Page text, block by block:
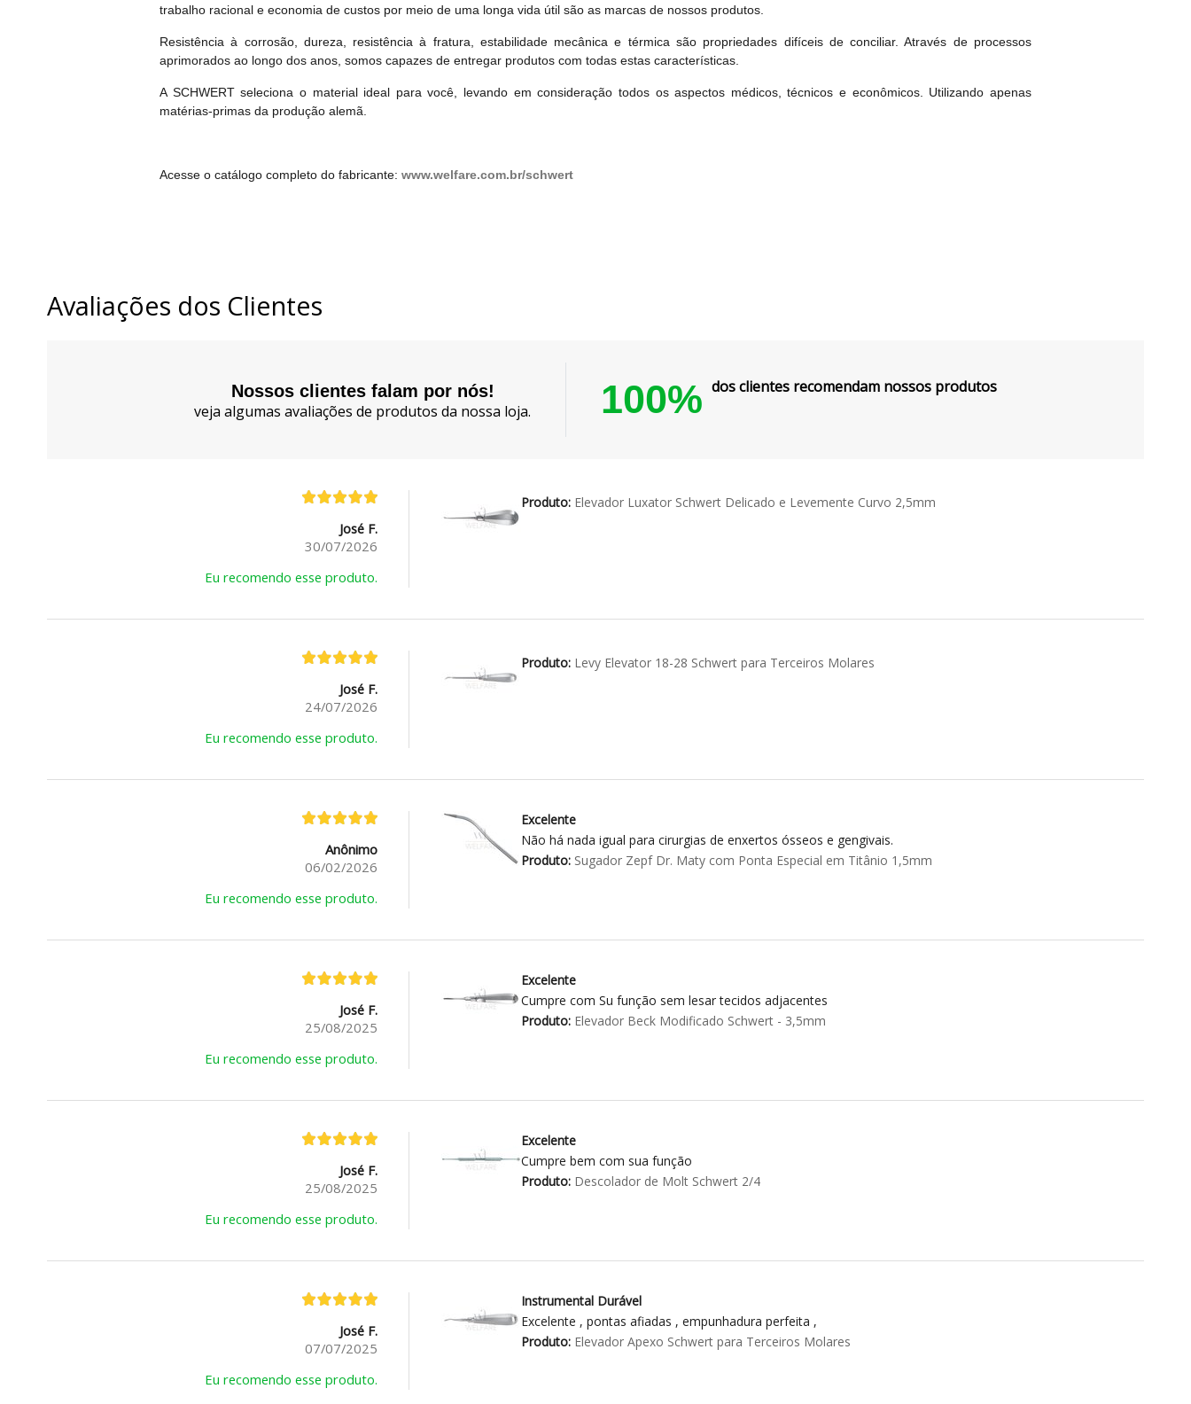
trabalho racional e economia de custos por meio de uma longa vida útil são as marcas de nossos produtos.
Resistência à corrosão, dureza, resistência à fratura, estabilidade mecânica e térmica são propriedades difíceis de conciliar. Através de processos
aprimorados ao longo dos anos, somos capazes de entregar produtos com todas estas características.
A SCHWERT seleciona o material ideal para você, levando em consideração todos os aspectos médicos, técnicos e econômicos. Utilizando apenas
matérias-primas da produção alemã.
Acesse o catálogo completo do fabricante: www.welfare.com.br/schwert
Avaliações dos Clientes
Nossos clientes falam por nós!
veja algumas avaliações de produtos da nossa loja.
100% dos clientes recomendam nossos produtos
José F.
30/07/2026
Eu recomendo esse produto.
Produto:Elevador Luxator Schwert Delicado e Levemente Curvo 2,5mm
José F.
24/07/2026
Eu recomendo esse produto.
Produto:Levy Elevator 18-28 Schwert para Terceiros Molares
Anônimo
06/02/2026
Eu recomendo esse produto.
Excelente
Não há nada igual para cirurgias de enxertos ósseos e gengivais.
Produto:Sugador Zepf Dr. Maty com Ponta Especial em Titânio 1,5mm
José F.
25/08/2025
Eu recomendo esse produto.
Excelente
Cumpre com Su função sem lesar tecidos adjacentes
Produto:Elevador Beck Modificado Schwert - 3,5mm
José F.
25/08/2025
Eu recomendo esse produto.
Excelente
Cumpre bem com sua função
Produto:Descolador de Molt Schwert 2/4
José F.
07/07/2025
Eu recomendo esse produto.
Instrumental Durável
Excelente , pontas afiadas , empunhadura perfeita ,
Produto:Elevador Apexo Schwert para Terceiros Molares